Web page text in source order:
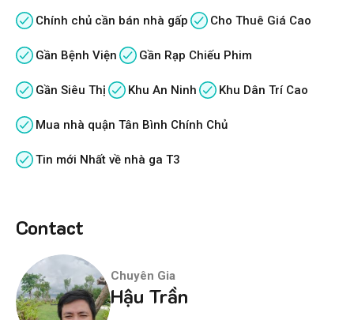
Chính chủ cần bán nhà gấp Cho Thuê Giá Cao
Gần Bệnh Viện Gần Rạp Chiếu Phim
Gần Siêu Thị Khu An Ninh Khu Dân Trí Cao
Mua nhà quận Tân Bình Chính Chủ
Tin mới Nhất về nhà ga T3
Contact
Chuyên Gia
Hậu Trần